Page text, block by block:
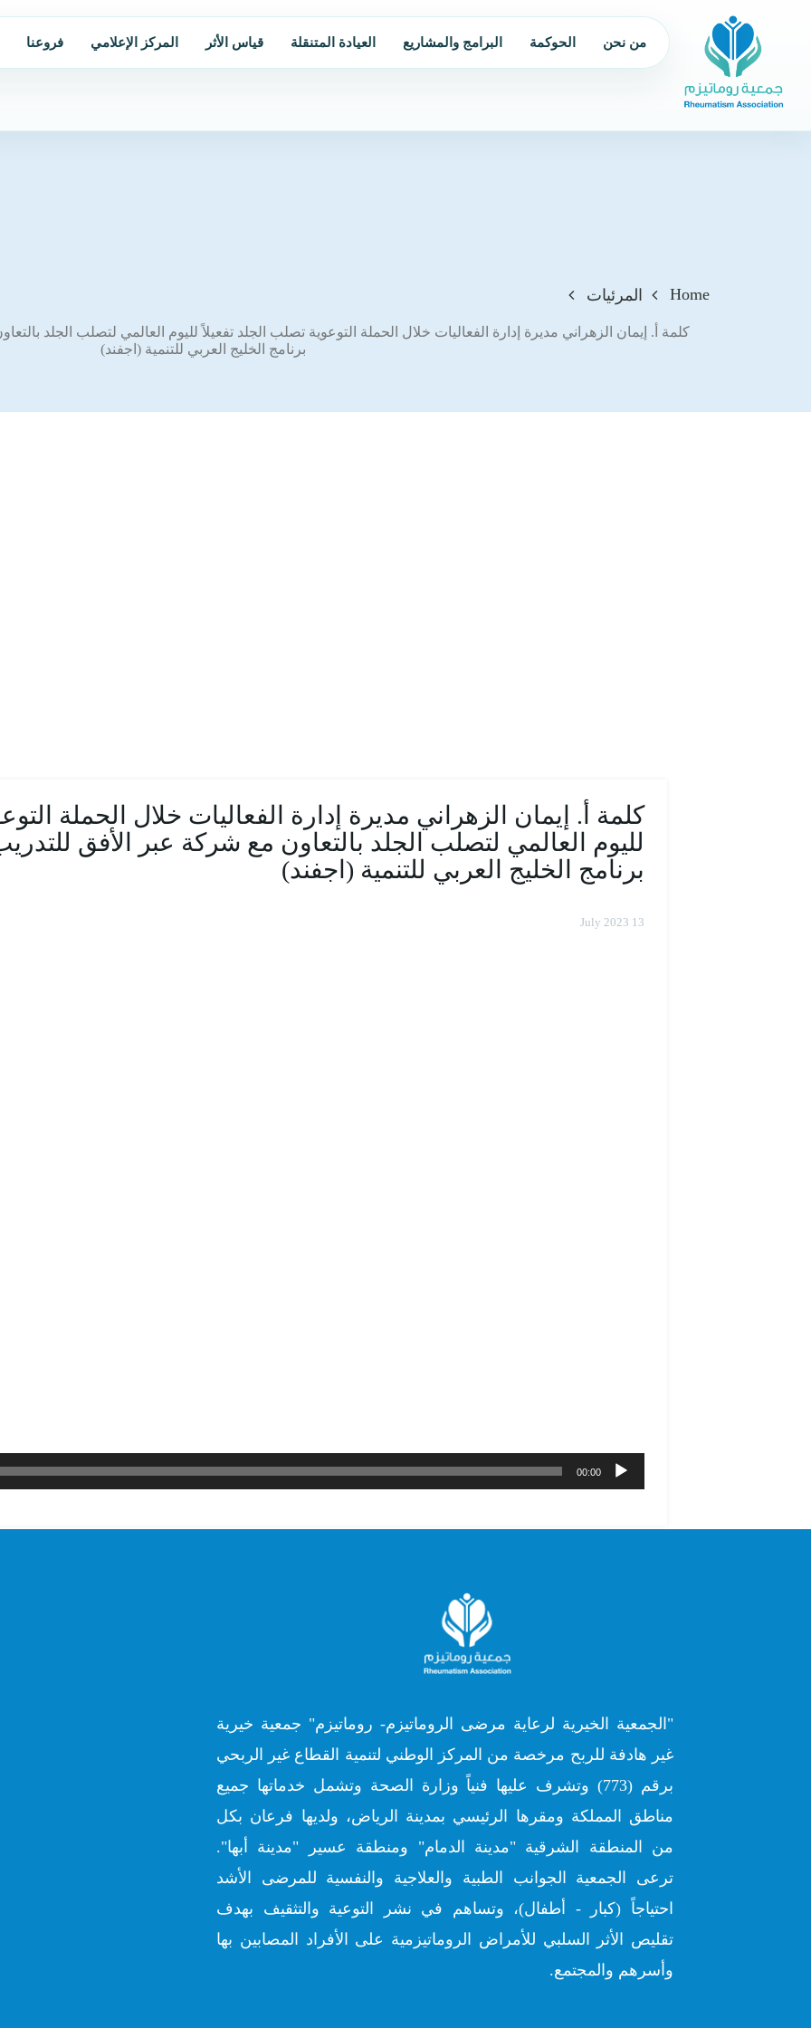
من نحن الحوكمة البرامج والمشاريع العيادة المتنقلة قياس الأثر المركز الإعلامي فروعنا
Home المرئيات
كلمة أ. إيمان الزهراني مديرة إدارة الفعاليات خلال الحملة التوعوية تصلب الجلد تفعيلاً لليوم العالمي لتصلب الجلد
برنامج الخليج العربي للتنمية (اجفند)
كلمة أ. إيمان الزهراني مديرة إدارة الفعاليات خلال الحملة
لليوم العالمي لتصلب الجلد بالتعاون مع شركة عبر الأفق
برنامج الخليج العربي للتنمية (اجفند)
13 July 2023
00:00
"الجمعية الخيرية لرعاية مرضى الروماتيزم- روماتيزم" جمعية خيرية
غير هادفة للربح مرخصة من المركز الوطني لتنمية القطاع غير الربحي
برقم (773) وتشرف عليها فنياً وزارة الصحة وتشمل خدماتها جميع
مناطق المملكة ومقرها الرئيسي بمدينة الرياض، ولديها فرعان بكل
من المنطقة الشرقية "مدينة الدمام" ومنطقة عسير "مدينة أبها".
ترعى الجمعية الجوانب الطبية والعلاجية والنفسية للمرضى الأشد
احتياجاً (كبار - أطفال)، وتساهم في نشر التوعية والتثقيف بهدف
تقليص الأثر السلبي للأمراض الروماتيزمية على الأفراد المصابين بها
وأسرهم والمجتمع.